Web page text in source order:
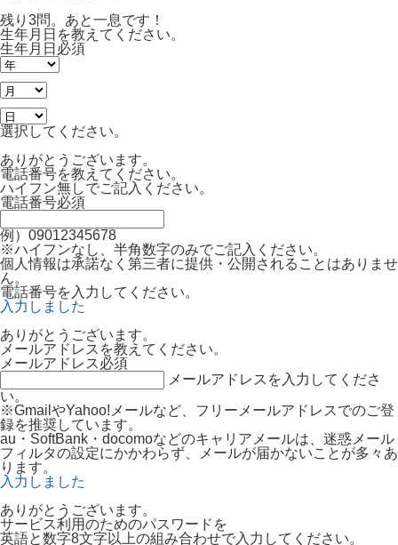
残り3問。あと一息です！
生年月日を教えてください。
生年月日 必須
選択してください。
ありがとうございます。
電話番号を教えてください。
ハイフン無しでご記入ください。
電話番号必須
例）09012345678
※ハイフンなし、半角数字のみでご記入ください。
個人情報は承諾なく第三者に提供・公開されることはありませ
ん。
電話番号を入力してください。
入力しました
ありがとうございます。
メールアドレスを教えてください。
メールアドレス必須
メールアドレスを入力してくださ
い。
※GmailやYahoo!メールなど、フリーメールアドレスでのご登
録を推奨しています。
au・SoftBank・docomoなどのキャリアメールは、迷惑メール
フィルタの設定にかかわらず、メールが届かないことが多々あ
ります。
入力しました
ありがとうございます。
サービス利用のためのパスワードを
英語と数字8文字以上の組み合わせで入力してください。